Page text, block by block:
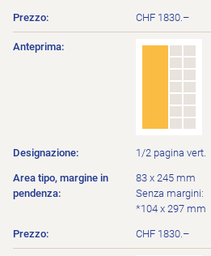
CHF 1830.–
1/2 pagina vert.
83 x 245 mm
Senza margini:
*104 x 297 mm
CHF 1830.–